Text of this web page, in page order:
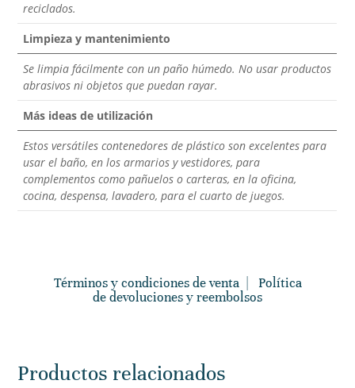
reciclados.
Limpieza y mantenimiento
Se limpia fácilmente con un paño húmedo. No usar productos
abrasivos ni objetos que puedan rayar.
Más ideas de utilización
Estos versátiles contenedores de plástico son excelentes para
usar el baño, en los armarios y vestidores, para
complementos como pañuelos o carteras, en la oficina,
cocina, despensa, lavadero, para el cuarto de juegos.
Términos y condiciones de venta| Política
de devoluciones y reembolsos
Productos relacionados